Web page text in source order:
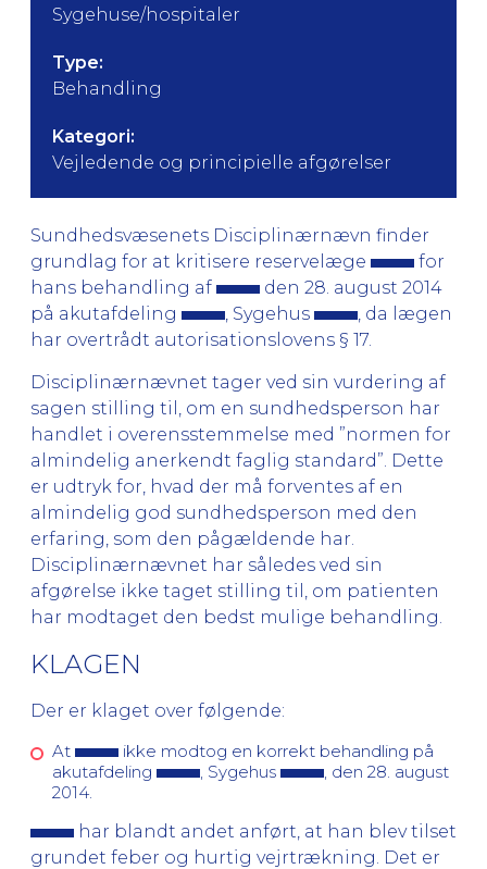
Sygehuse/hospitaler
Type:
Behandling
Kategori:
Vejledende og principielle afgørelser
Sundhedsvæsenets Disciplinærnævn finder
grundlag for at kritisere reservelæge
for
hans behandling af
den 28. august 2014
på akutafdeling
, Sygehus
, da lægen
har overtrådt autorisationslovens § 17.
Disciplinærnævnet tager ved sin vurdering af
sagen stilling til, om en sundhedsperson har
handlet i overensstemmelse med ”normen for
almindelig anerkendt faglig standard”. Dette
er udtryk for, hvad der må forventes af en
almindelig god sundhedsperson med den
erfaring, som den pågældende har.
Disciplinærnævnet har således ved sin
afgørelse ikke taget stilling til, om patienten
har modtaget den bedst mulige behandling.
KLAGEN
Der er klaget over følgende:
At
ikke modtog en korrekt behandling på
akutafdeling
, Sygehus
, den 28. august
2014.
har blandt andet anført, at han blev tilset
grundet feber og hurtig vejrtrækning. Det er